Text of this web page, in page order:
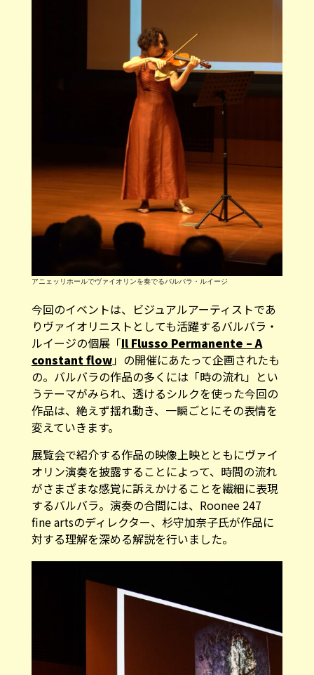
アニェッリホールでヴァイオリンを奏でるバルバラ・ルイージ
今回のイベントは、ビジュアルアーティストであ
りヴァイオリニストとしても活躍するバルバラ・
ルイージの個展「Il Flusso Permanente – A
constant flow」の開催にあたって企画されたも
の。バルバラの作品の多くには「時の流れ」とい
うテーマがみられ、透けるシルクを使った今回の
作品は、絶えず揺れ動き、一瞬ごとにその表情を
変えていきます。
展覧会で紹介する作品の映像上映とともにヴァイ
オリン演奏を披露することによって、時間の流れ
がさまざまな感覚に訴えかけることを繊細に表現
するバルバラ。演奏の合間には、Roonee 247
fine artsのディレクター、杉守加奈子氏が作品に
対する理解を深める解説を行いました。